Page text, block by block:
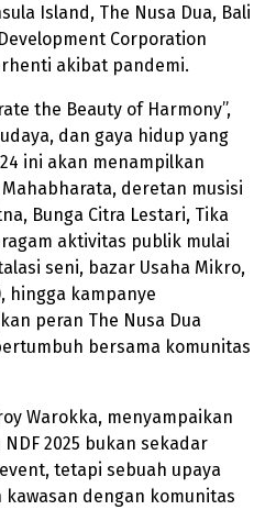
Island, The Nusa Dua, Bali
Corporation
akibat pandemi.
the Beauty of Harmony”,
dan gaya hidup yang
ini akan menampilkan
deretan musisi
Bunga Citra Lestari, Tika
aktivitas publik mulai
seni, bazar Usaha Mikro,
hingga kampanye
peran The Nusa Dua
bersama komunitas
Warokka, menyampaikan
2025 bukan sekadar
tetapi sebuah upaya
dengan komunitas